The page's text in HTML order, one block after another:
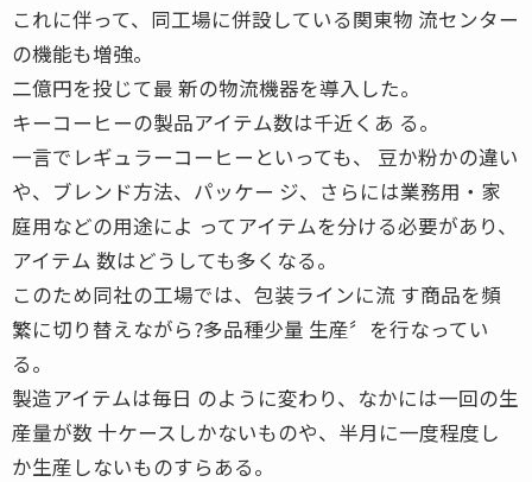
これに伴って、同工場に併設している関東物 流センター
の機能も増強。
二億円を投じて最 新の物流機器を導入した。
キーコーヒーの製品アイテム数は千近くあ る。
一言でレギュラーコーヒーといっても、 豆か粉かの違い
や、ブレンド方法、パッケー ジ、さらには業務用・家
庭用などの用途によ ってアイテムを分ける必要があり、
アイテム 数はどうしても多くなる。
このため同社の工場では、包装ラインに流 す商品を頻
繁に切り替えながら?多品種少量 生産〞を行なってい
る。
製造アイテムは毎日 のように変わり、なかには一回の生
産量が数 十ケースしかないものや、半月に一度程度し
か生産しないものすらある。